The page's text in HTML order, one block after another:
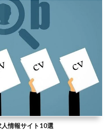
人情報サイト10選